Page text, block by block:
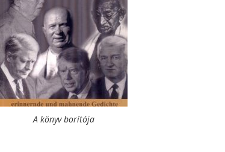
A könyv borítója